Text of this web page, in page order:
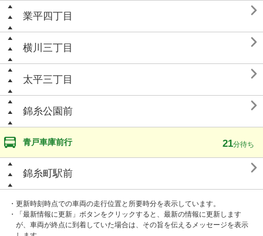
業平四丁目 
横川三丁目 
太平三丁目 
錦糸公園前 
青戸車庫前行 21分待ち
錦糸町駅前 
・更新時刻時点での車両の走行位置と所要時分を表示しています。
・「最新情報に更新」ボタンをクリックすると、最新の情報に更新します
が、車両が終点に到着していた場合は、その旨を伝えるメッセージを表示